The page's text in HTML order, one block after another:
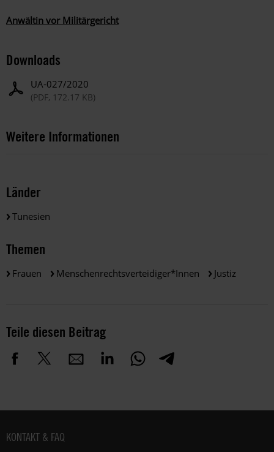
Anwältin vor Militärgericht
Downloads
UA-027/2020
(PDF, 172.17 KB)
Weitere Informationen
Länder
Tunesien
Themen
Frauen Menschenrechtsverteidiger*innen Justiz
Teile diesen Beitrag
Fußbereich
KONTAKT & FAQ